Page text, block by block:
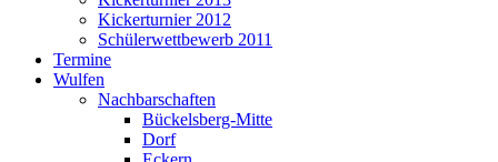
Kickerturnier 2012
Schülerwettbewerb 2011
Termine
Wulfen
Nachbarschaften
Bückelsberg-Mitte
Dorf